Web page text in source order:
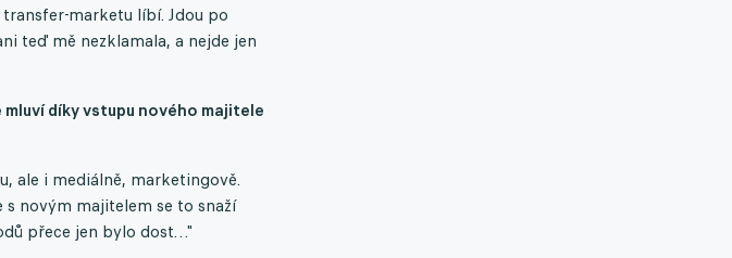
marketu líbí. Jdou po
teď mě nezklamala, a nejde jen
díky vstupu nového majitele
ale i mediálně, marketingově.
novým majitelem se to snaží
přece jen bylo dost…"